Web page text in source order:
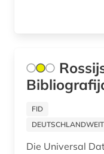
FID
Die Universal